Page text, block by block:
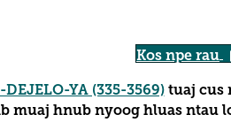
Kos npe rau
DEJELO-YA (335-3569)tuaj cus
muaj hnub nyoog hluas ntau